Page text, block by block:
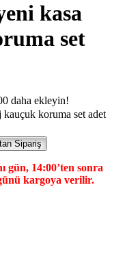
kasa
set
daha ekleyin!
koruma set adet
Sipariş
gün, 14:00’ten sonra
kargoya verilir.